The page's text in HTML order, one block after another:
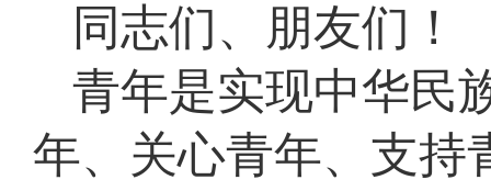
同志们、朋友们！
青年是实现中华民
年、关心青年、支持